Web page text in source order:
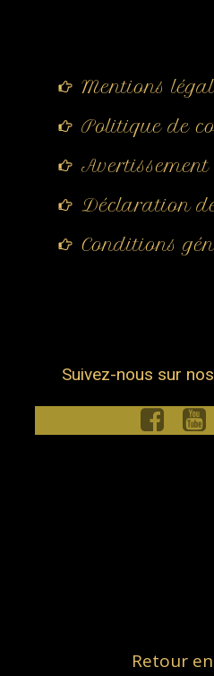
Mentions
Politique de
Avertissement
Déclaration
Conditions
Suivez-nous sur
Retour